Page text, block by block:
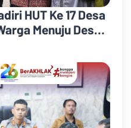
HUT Ke 17 Desa
Menuju Desa